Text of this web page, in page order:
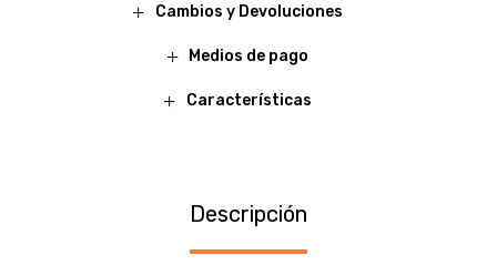
Cambios y Devoluciones
Medios de pago
Características
Descripción